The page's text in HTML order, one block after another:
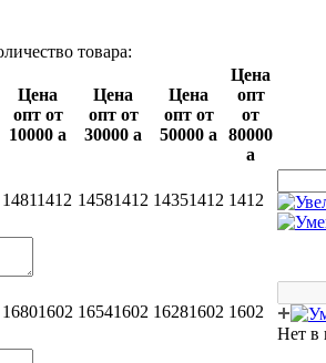
товара:
Цена
опт от
10000 a
Цена
опт от
30000 a
Цена
опт от
50000 a
Цена
опт
от
80000
a
14811412 14581412 14351412 1412
16801602 16541602 16281602 1602
Нет в